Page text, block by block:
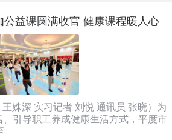
益课圆满收官 健康课程暖人心
姝深 实习记者 刘悦 通讯员 张晓）为
引导职工养成健康生活方式，平度市